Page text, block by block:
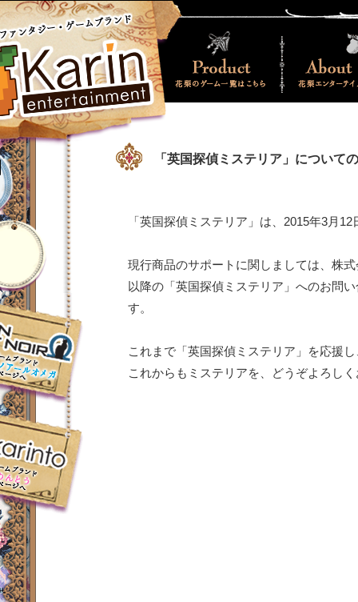
ンタジー・ゲー
花梨エンターテ
イメント
ド 花梨シャノ
ガ のページへ
ド かりんとう
ージへ
「英国探偵ミステリア」について
「英国探偵ミステリア」は、2015年3月
現行商品のサポートに関しましては、株
以降の「英国探偵ミステリア」へのお問
す。
これまで「英国探偵ミステリア」を応援
これからもミステリアを、どうぞよろし